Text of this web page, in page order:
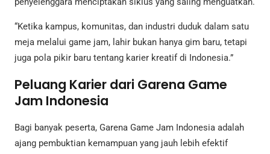
“Ketika kampus, komunitas, dan industri duduk dalam satu
meja melalui game jam, lahir bukan hanya gim baru, tetapi
juga pola pikir baru tentang karier kreatif di Indonesia.”
Peluang Karier dari Garena Game
Jam Indonesia
Bagi banyak peserta, Garena Game Jam Indonesia adalah
ajang pembuktian kemampuan yang jauh lebih efektif